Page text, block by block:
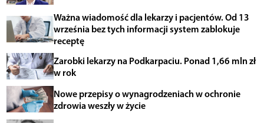
Ważna wiadomość dla lekarzy i pacjentów. Od 13
września bez tych informacji system zablokuje
receptę
Zarobki lekarzy na Podkarpaciu. Ponad 1,66 mln zł
w rok
Nowe przepisy o wynagrodzeniach w ochronie
zdrowia weszły w życie